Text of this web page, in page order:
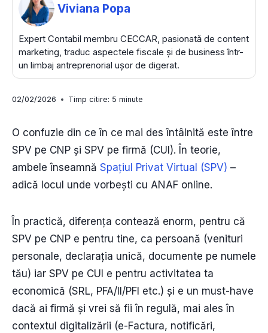
Viviana Popa
Expert Contabil membru CECCAR, pasionată de content
marketing, traduc aspectele fiscale și de business într-
un limbaj antreprenorial ușor de digerat.
02/02/2026 Timp citire: 5 minute
O confuzie din ce în ce mai des întâlnită este între
SPV pe CNP și SPV pe firmă (CUI). În teorie,
ambele înseamnă Spațiul Privat Virtual (SPV) –
adică locul unde vorbești cu ANAF online.
În practică, diferența contează enorm, pentru că
SPV pe CNP e pentru tine, ca persoană (venituri
personale, declarația unică, documente pe numele
tău) iar SPV pe CUI e pentru activitatea ta
economică (SRL, PFA/II/PFI etc.) și e un must-have
dacă ai firmă și vrei să fii în regulă, mai ales în
contextul digitalizării (e-Factura, notificări,